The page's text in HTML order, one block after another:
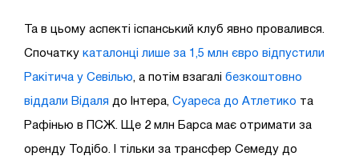
Та в цьому аспекті іспанський клуб явно провалився.
Спочатку каталонці лише за 1,5 млн євро відпустили
Ракітича у Севілью , а потім взагалі безкоштовно
віддали Відаля до Інтера, Суареса до Атлетико та
Рафінью в ПСЖ. Ще 2 млн Барса має отримати за
оренду Тодібо. І тільки за трансфер Семеду до